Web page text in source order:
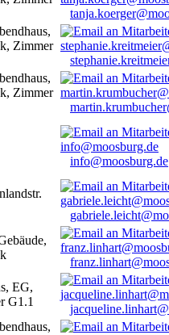
Zimmer
Zimmer
info@moosburg.de
EG,
G1.1